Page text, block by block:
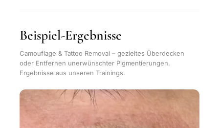
Beispiel-Ergebnisse
Camouflage & Tattoo Removal – gezieltes Überdecken
oder Entfernen unerwünschter Pigmentierungen.
Ergebnisse aus unseren Trainings.